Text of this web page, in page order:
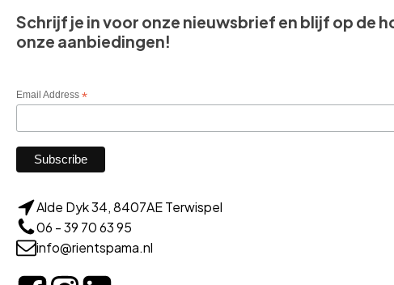
Schrijf je in voor onze nieuwsbrief en blijf op de
onze aanbiedingen!
Email Address *
Alde Dyk 34, 8407AE Terwispel
06 - 39 70 63 95
info@rientspama.nl